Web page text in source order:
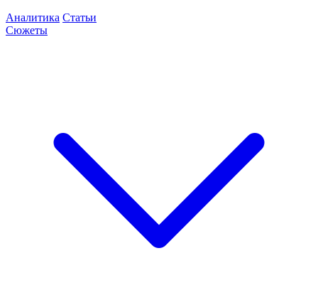
Аналитика Статьи
Сюжеты